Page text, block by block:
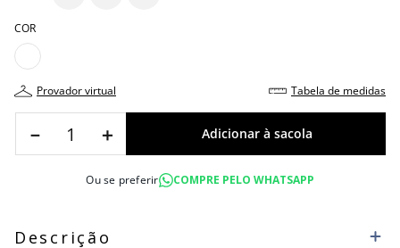
COR
provador virtual tabela de medidas
＋
－
Ou se preferir COMPRE PELO WHATSAPP
Descrição